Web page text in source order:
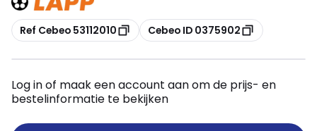
Kopiëren
Ref Cebeo 53112010 Kopiëren
Cebeo ID 0375902
Log in of maak een account aan om de prijs- en
bestelinformatie te bekijken